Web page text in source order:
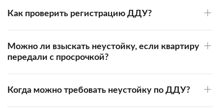
Как проверить регистрацию ДДУ?
Можно ли взыскать неустойку, если квартиру
передали с просрочкой?
Когда можно требовать неустойку по ДДУ?